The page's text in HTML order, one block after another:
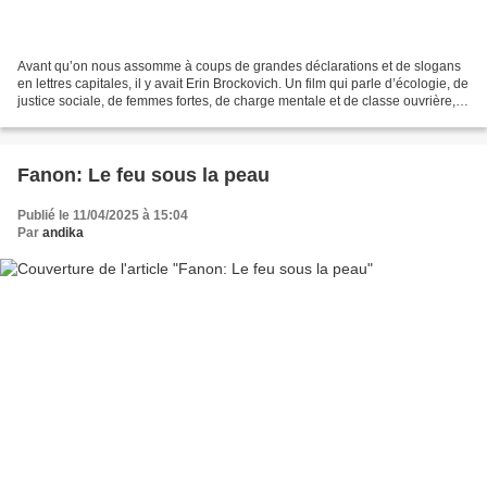
Avant qu’on nous assomme à coups de grandes déclarations et de slogans
en lettres capitales, il y avait Erin Brockovich. Un film qui parle d’écologie, de
justice sociale, de femmes fortes, de charge mentale et de classe ouvrière,
Fanon: Le feu sous la peau
Publié le 11/04/2025 à 15:04
Par andika